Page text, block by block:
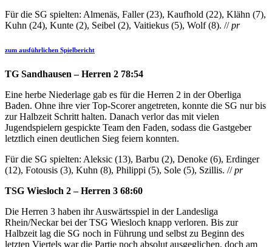
Für die SG spielten: Almenäs, Faller (23), Kaufhold (22), Klähn (7),
Kuhn (24), Kunte (2), Seibel (2), Vaitiekus (5), Wolf (8). //pr
zum ausführlichen Spielbericht
TG Sandhausen – Herren 2 78:54
Eine herbe Niederlage gab es für die Herren 2 in der Oberliga
Baden. Ohne ihre vier Top-Scorer angetreten, konnte die SG nur bis
zur Halbzeit Schritt halten. Danach verlor das mit vielen
Jugendspielern gespickte Team den Faden, sodass die Gastgeber
letztlich einen deutlichen Sieg feiern konnten.
Für die SG spielten: Aleksic (13), Barbu (2), Denoke (6), Erdinger
(12), Fotousis (3), Kuhn (8), Philippi (5), Sole (5), Szillis. //pr
TSG Wiesloch 2 – Herren 3 68:60
Die Herren 3 haben ihr Auswärtsspiel in der Landesliga
Rhein/Neckar bei der TSG Wiesloch knapp verloren. Bis zur
Halbzeit lag die SG noch in Führung und selbst zu Beginn des
letzten Viertels war die Partie noch absolut ausgeglichen, doch am